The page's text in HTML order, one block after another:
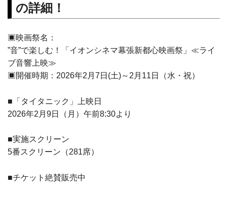
の詳細！
▣映画祭名：
”音”で楽しむ！「イオンシネマ幕張新都心映画祭」≪ライ
ブ音響上映≫
▣開催時期：2026年2月7日(土)～2月11日（水・祝）
■「タイタニック」上映日
2026年2月9日（月）午前8:30より
■実施スクリーン
5番スクリーン（281席）
■チケット絶賛販売中